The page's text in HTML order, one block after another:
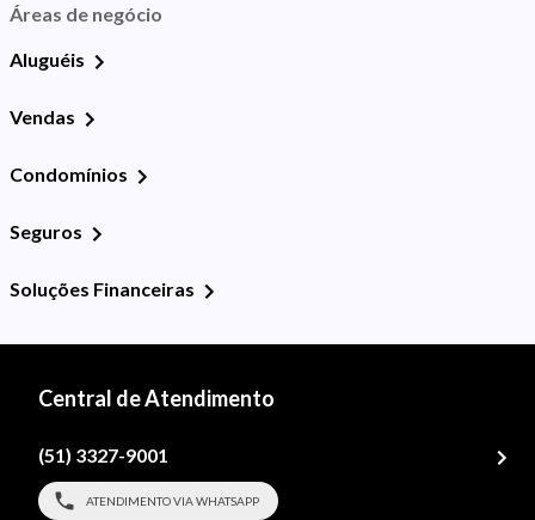
Áreas de negócio
Aluguéis
Vendas
Condomínios
Seguros
Soluções Financeiras
Central de Atendimento
(51) 3327-9001
ATENDIMENTO VIA WHATSAPP